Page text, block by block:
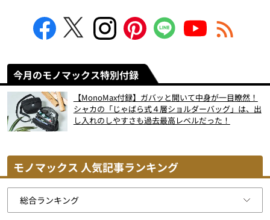
今月のモノマックス特別付録
【MonoMax付録】ガバッと開いて中身が一目瞭然！
シャカの「じゃばら式４層ショルダーバッグ」は、出
し入れのしやすさも過去最高レベルだった！
モノマックス 人気記事ランキング